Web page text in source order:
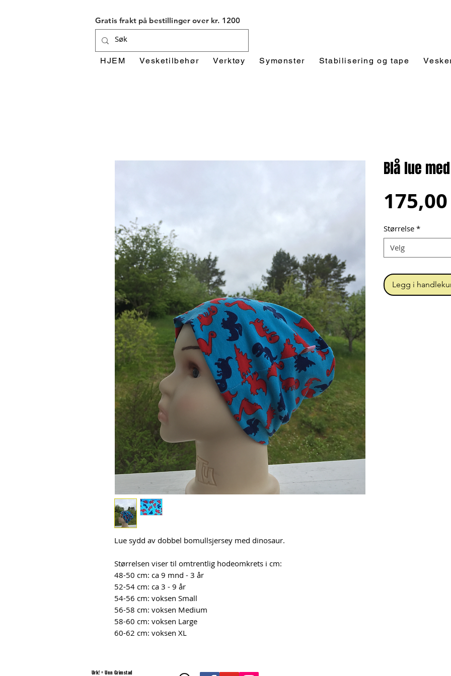
Gratis frakt på bestillinger over kr. 1200
HJEM Vesketilbehør Verktøy Symønster Stabilisering og tape
Lue sydd av dobbel bomullsjersey med dinosaur.
Størrelsen viser til omtrentlig hodeomkrets i cm:
48-50 cm: ca 9 mnd - 3 år
52-54 cm: ca 3 - 9 år
54-56 cm: voksen Small
56-58 cm: voksen Medium
58-60 cm: voksen Large
60-62 cm: voksen XL
Blå lue
Størrelse *
Velg
Legg i
Urk! = Unn Grimstad